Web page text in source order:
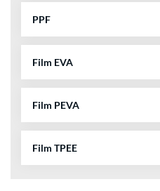
PPF
Film EVA
Film PEVA
Film TPEE